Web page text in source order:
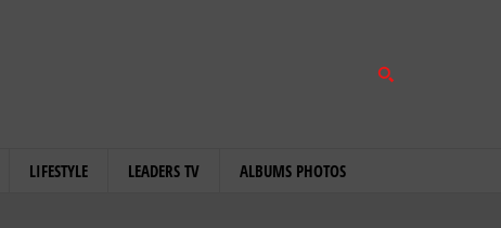
LIFESTYLE LEADERS TV ALBUMS PHOTOS